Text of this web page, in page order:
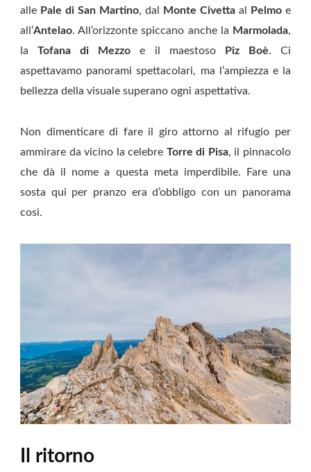
alle Pale di San Martino, dal Monte Civetta al Pelmo e
all’Antelao. All’orizzonte spiccano anche la Marmolada,
laTofana di Mezzo e il maestoso Piz Boè. Ci
aspettavamo panorami spettacolari, ma l’ampiezza e la
bellezza della visuale superano ogni aspettativa.
Non dimenticare di fare il giro attorno al rifugio per
ammirare da vicino la celebre Torre di Pisa, il pinnacolo
che dà il nome a questa meta imperdibile. Fare una
sosta qui per pranzo era d’obbligo con un panorama
così.
Il ritorno